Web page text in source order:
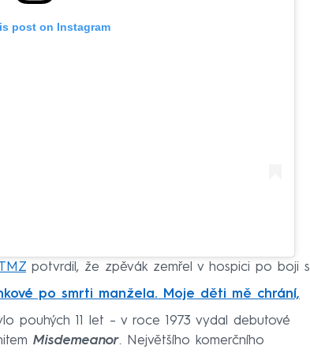
post on Instagram
potvrdil, že zpěvák zemřel v hospici po boji s
po smrti manžela. Moje děti mě chrání,
pouhých 11 let – v roce 1973 vydal debutové
Misdemeanor. Největšího komerčního